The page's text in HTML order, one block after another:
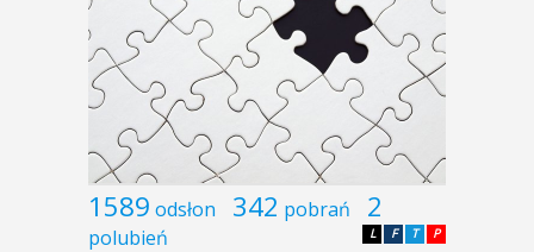
1589 odsłon 342 pobrań 2
polubień P
T
F
L